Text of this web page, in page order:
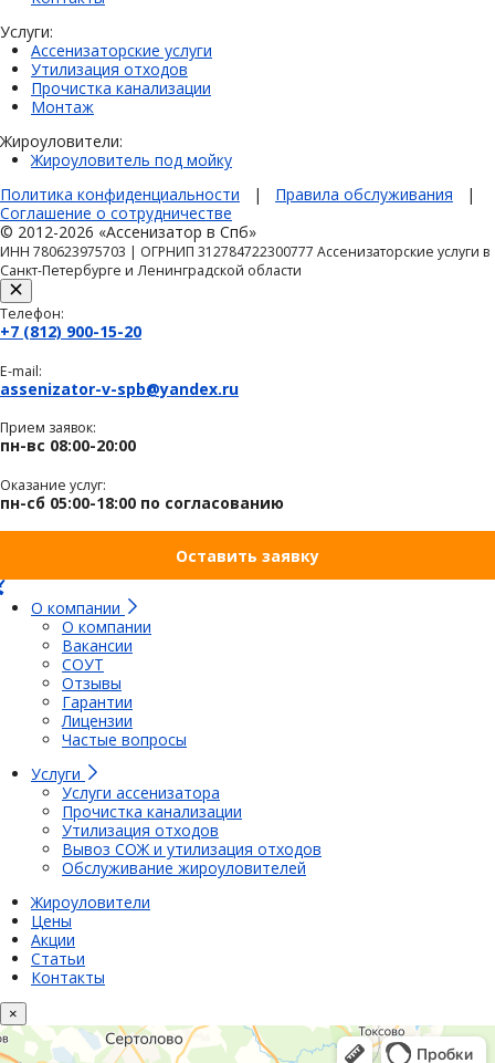
Услуги:
Ассенизаторские услуги
Утилизация отходов
Прочистка канализации
Монтаж
Жироуловители:
Жироуловитель под мойку
Политика конфиденциальности | Правила обслуживания |
Соглашение о сотрудничестве
© 2012-2026 «Ассенизатор в Спб»
ИНН 780623975703 | ОГРНИП 312784722300777 Ассенизаторские услуги в
Санкт-Петербурге и Ленинградской области
Телефон:
+7 (812) 900-15-20
E-mail:
assenizator-v-spb@yandex.ru
Прием заявок:
пн-вс 08:00-20:00
Оказание услуг:
пн-сб 05:00-18:00 по согласованию
Оставить заявку
О компании
О компании
Вакансии
СОУТ
Отзывы
Гарантии
Лицензии
Частые вопросы
Услуги
Услуги ассенизатора
Прочистка канализации
Утилизация отходов
Вывоз СОЖ и утилизация отходов
Обслуживание жироуловителей
Жироуловители
Цены
Акции
Статьи
Контакты
×